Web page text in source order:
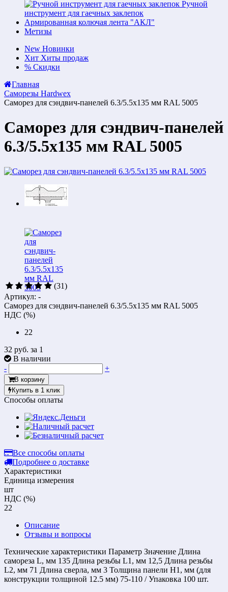
Ручной
инструмент для гаечных заклепок
Армированная колючая лента "АКЛ"
Метизы
New Новинки
Хит Хиты продаж
% Скидки
Главная
Саморезы Hardwex
Саморез для сэндвич-панелей 6.3/5.5х135 мм RAL 5005
Саморез для сэндвич-панелей
6.3/5.5х135 мм RAL 5005
(31)
Артикул: -
Саморез для сэндвич-панелей 6.3/5.5х135 мм RAL 5005
НДС (%)
22
32 руб. за 1
В наличии
-
+
В корзину
Купить в 1 клик
Способы оплаты
Все способы оплаты
Подробнее о доставке
Характеристики
Единица измерения
шт
НДС (%)
22
Описание
Отзывы и вопросы
Технические характеристики Параметр Значение Длина
самореза L, мм 135 Длина резьбы L1, мм 12,5 Длина резьбы
L2, мм 71 Длина сверла, мм 3 Толщина панели H1, мм (для
конструкции толщиной 12.5 мм) 75-110 / Упаковка 100 шт.